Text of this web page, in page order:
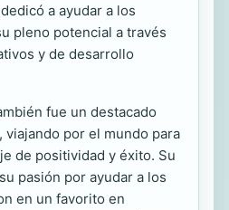
a ayudar a los
pleno potencial a través
y de desarrollo
fue un destacado
por el mundo para
de positividad y éxito. Su
pasión por ayudar a los
en un favorito en